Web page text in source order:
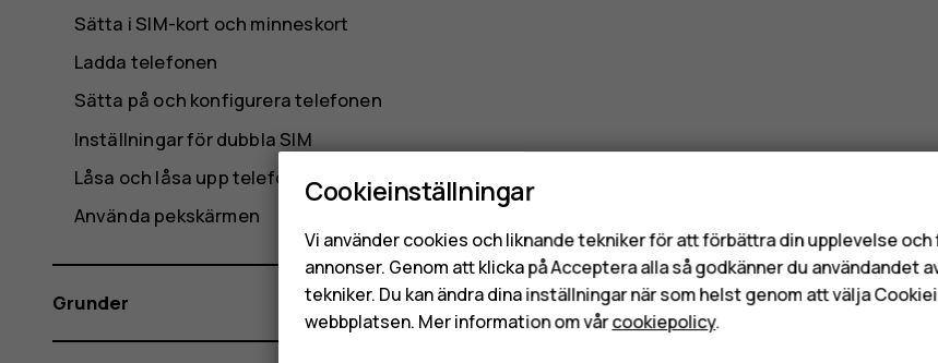
Sätta i SIM-kort och minneskort
Ladda telefonen
Sätta på och konfigurera telefonen
Inställningar för dubbla SIM
Låsa och låsa upp telefonen
Använda pekskärmen
Grunder
Cookieinställningar
Vi använder cookies och liknande tekniker för att förbättra din upplevelse
annonser. Genom att klicka på Acceptera alla så godkänner du användandet
tekniker. Du kan ändra dina inställningar när som helst genom att välja
webbplatsen. Mer information om vårcookiepolicy.